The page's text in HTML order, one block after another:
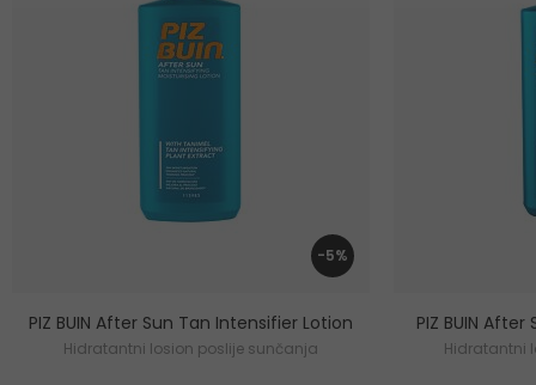
-5%
PIZ BUIN After Sun Tan Intensifier Lotion
Hidratantni losion poslije sunčanja
PIZ BUIN
Hidratantni